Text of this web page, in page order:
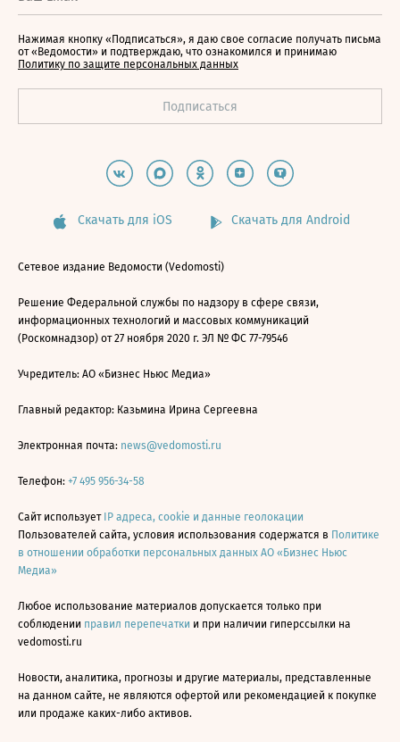
Нажимая кнопку «Подписаться», я даю свое согласие получать письма
от «Ведомости» и подтверждаю, что ознакомился и принимаю
Политику по защите персональных данных
Скачать для iOS Скачать для Android
Сетевое издание Ведомости (Vedomosti)
Решение Федеральной службы по надзору в сфере связи,
информационных технологий и массовых коммуникаций
(Роскомнадзор) от 27 ноября 2020 г. ЭЛ № ФС 77-79546
Учредитель: АО «Бизнес Ньюс Медиа»
Главный редактор: Казьмина Ирина Сергеевна
Электронная почта: news@vedomosti.ru
Телефон: +7 495 956-34-58
Сайт использует IP адреса, cookie и данные геолокации
Пользователей сайта, условия использования содержатся в Политике
в отношении обработки персональных данных АО «Бизнес Ньюс
Медиа»
Любое использование материалов допускается только при
соблюдении правил перепечатки и при наличии гиперссылки на
vedomosti.ru
Новости, аналитика, прогнозы и другие материалы, представленные
на данном сайте, не являются офертой или рекомендацией к покупке
или продаже каких-либо активов.